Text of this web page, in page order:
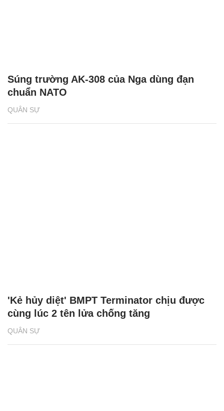
QUÂN SỰ
Súng trường AK-308 của Nga dùng đạn
chuẩn NATO
QUÂN SỰ
'Kẻ hủy diệt' BMPT Terminator chịu được
cùng lúc 2 tên lửa chống tăng